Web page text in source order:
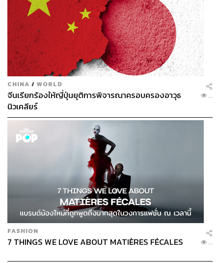
197
ABOUT THE AUTHOR
ปวริศ อำนวยพรไพศาล
CHINA / WORLD
จีนเรียกร้องให้ญี่ปุ่นยุติการพิจารณาครอบครองอาวุธ
นิวเคลียร์
...
FASHION
7 THINGS WE LOVE ABOUT MATIÈRES FÉCALES ...